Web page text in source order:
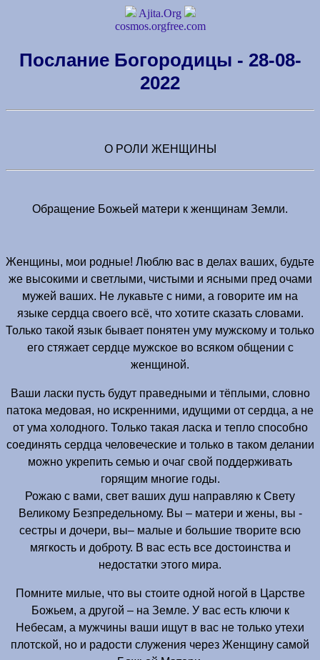
Ajita.Org
cosmos.orgfree.com
Послание Богородицы - 28-08-
2022
О РОЛИ ЖЕНЩИНЫ
Обращение Божьей матери к женщинам Земли.
Женщины, мои родные! Люблю вас в делах ваших, будьте
же высокими и светлыми, чистыми и ясными пред очами
мужей ваших. Не лукавьте с ними, а говорите им на
языке сердца своего всё, что хотите сказать словами.
Только такой язык бывает понятен уму мужскому и только
его стяжает сердце мужское во всяком общении с
женщиной.
Ваши ласки пусть будут праведными и тёплыми, словно
патока медовая, но искренними, идущими от сердца, а не
от ума холодного. Только такая ласка и тепло способно
соединять сердца человеческие и только в таком делании
можно укрепить семью и очаг свой поддерживать
горящим многие годы.
Рожаю с вами, свет ваших душ направляю к Свету
Великому Безпредельному. Вы – матери и жены, вы -
сестры и дочери, вы– малые и большие творите всю
мягкость и доброту. В вас есть все достоинства и
недостатки этого мира.
Помните милые, что вы стоите одной ногой в Царстве
Божьем, а другой – на Земле. У вас есть ключи к
Небесам, а мужчины ваши ищут в вас не только утехи
плотской, но и радости служения через Женщину самой